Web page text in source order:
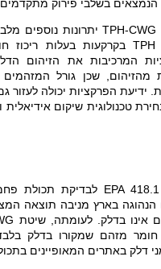
הנמצאים בשלבי פירוק
TPH-CWGיתרונות נוספים
TPHבקרקעות בעלות ריכוז
המרכיבות את הזיהום
מהזיהום, שכן גורל
ידיעת הפרקציות יכולה לעזור
טכנולוגית שיקום
EPA 418.1 לבדיקת תכולת
הנהוגה בארץ מניבה תוצאה
אינו בדלק. לעומתה, שיטת
חומר מזהם שמקורו בדלק
דלק באתרים המאופיינים